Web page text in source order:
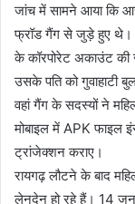
जांच में सामने आया कि
फ्रॉड गैंग से जुड़े हुए थे।
के कॉरपोरेट अकाउंट की
उसके पति को गुवाहाटी
वहां गैंग के सदस्यों ने
मोबाइल में APK फाइल
ट्रांजेक्शन कराए।
रायगढ़ लौटने के बाद
लेनदेन हो रहे हैं। 14